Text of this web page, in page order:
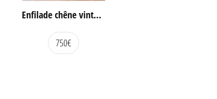
Enfilade chêne vintage portes coulissantes
750€